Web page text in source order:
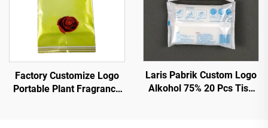
Factory Customize Logo
Portable Plant Fragrance
Laris Pabrik Custom Logo
Alkohol 75% 20 Pcs Tisu